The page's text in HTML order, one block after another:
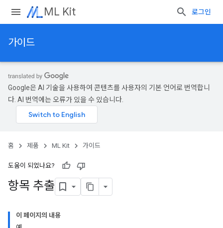
ML Kit 로그인
가이드
Google은 AI 기술을 사용하여 콘텐츠를 사용자의 기본 언어로 번역합니
다. AI 번역에는 오류가 있을 수 있습니다.
홈 제품 ML Kit 가이드
도움이 되었나요?
항목 추출
이 페이지의 내용